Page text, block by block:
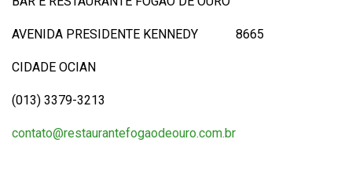
AVENIDA PRESIDENTE KENNEDY 8665
CIDADE OCIAN
(013) 3379-3213
contato@restaurantefogaodeouro.com.br